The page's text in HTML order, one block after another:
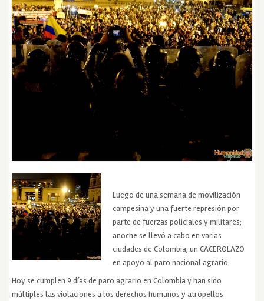
Luego de una semana de movilización
campesina y una fuerte represión por
parte de fuerzas policiales y militares;
anoche se llevó a cabo en varias
ciudades de Colombia, un CACEROLAZO
en apoyo al paro nacional agrario.
Hoy se cumplen 9 días de paro agrario en Colombia y han sido
múltiples las violaciones a los derechos humanos y atropellos